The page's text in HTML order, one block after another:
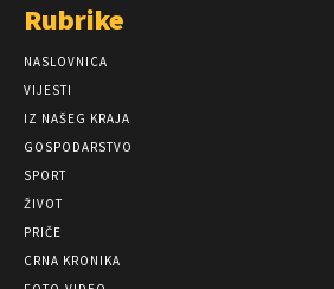
Rubrike
NASLOVNICA
VIJESTI
IZ NAŠEG KRAJA
GOSPODARSTVO
SPORT
ŽIVOT
PRIČE
CRNA KRONIKA